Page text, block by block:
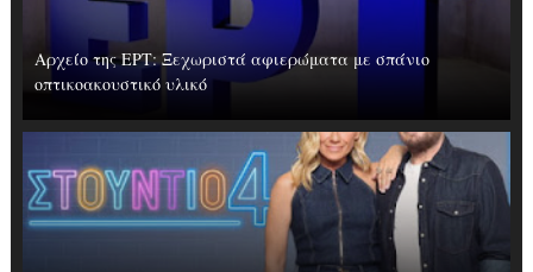
Αρχείο της ΕΡΤ: Ξεχωριστά αφιερώματα με σπάνιο
οπτικοακουστικό υλικό